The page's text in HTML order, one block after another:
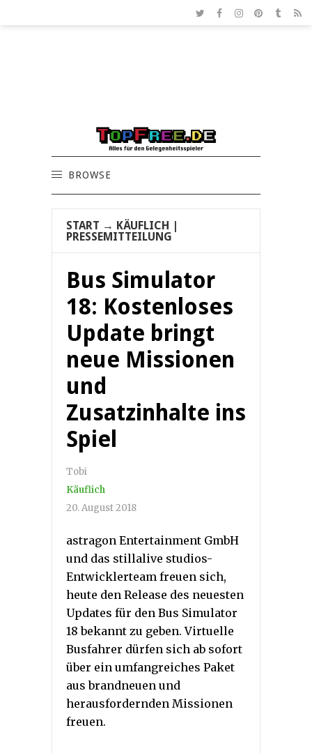
BROWSE
START → KÄUFLICH
PRESSEMITTEILUNG
Bus Simulator
18: Kostenloses
Update bringt
neue Missionen
und
Zusatzinhalte ins
Spiel
Tobi
Käuflich
20. August 2018
astragon Entertainment GmbH
und das stillalive studios-
Entwicklerteam freuen sich,
heute den Release des neuesten
Updates für den Bus Simulator
18 bekannt zu geben. Virtuelle
Busfahrer dürfen sich ab sofort
über ein umfangreiches Paket
aus brandneuen und
herausfordernden Missionen
freuen.